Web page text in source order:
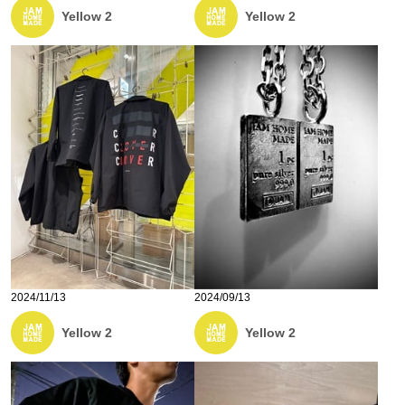
Yellow 2 Yellow 2
2024/11/13
Yellow 2
2024/09/13
Yellow 2